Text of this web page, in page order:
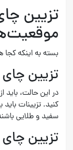
تزیین
بسته به اینکه کجا
تزیین
کنید. تزیینات
سفید و طلایی
تزیین